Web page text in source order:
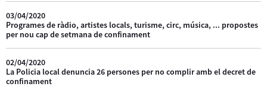
03/04/2020
Programes de ràdio, artistes locals, turisme, circ, música, ... propostes
per nou cap de setmana de confinament
02/04/2020
La Policia local denuncia 26 persones per no complir amb el decret de
confinament